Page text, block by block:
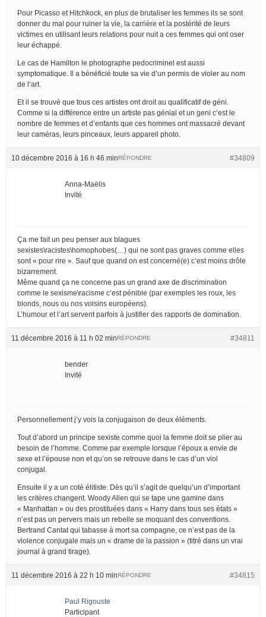
Pour Picasso et Hitchkock, en plus de brutaliser les femmes ils se sont
donner du mal pour ruiner la vie, la carrière et la postérité de leurs
victimes en utilisant leurs relations pour nuit a ces femmes qui ont oser
leur échappé.
Le cas de Hamilton le photographe pedocriminel est aussi
symptomatique. Il a bénéficié toute sa vie d’un permis de violer au nom
de l’art.
Et il se trouvè que tous ces artistes ont droit au qualificatif de géni.
Comme si la différence entre un artiste pas génial et un geni c’est le
nombre de femmes et d’enfants que ces hommes ont massacré devant
leur caméras, leurs pinceaux, leurs appareil photo.
10 décembre 2016 à 16 h 46 min #34809
RÉPONDRE
Anna-Maëlis
Invité
Ça me fait un peu penser aux blagues
sexistes\racistes\homophobes(…) qui ne sont pas graves comme elles
sont « pour rire ». Sauf que quand on est concerné(e) c’est moins drôle
bizarrement.
Même quand ça ne concerne pas un grand axe de discrimination
comme le sexisme\racisme c’est pénible (par exemples les roux, les
blonds, nous ou nos voisins européens).
L’humour et l’art servent parfois à justifier des rapports de domination.
11 décembre 2016 à 11 h 02 min #34811
RÉPONDRE
bender
Invité
Personnellement j’y vois la conjugaison de deux éléments.
Tout d’abord un principe sexiste comme quoi la femme doit se plier au
besoin de l’homme. Comme par exemple lorsque l’époux a envie de
sexe et l’épouse non et qu’on se retrouve dans le cas d’un viol
conjugal.
Ensuite il y a un coté élitiste. Dès qu’il s’agit de quelqu’un d’important
les critères changent. Woody Allen qui se tape une gamine dans
« Manhattan » ou des prostituées dans « Harry dans tous ses états »
n’est pas un pervers mais un rebelle se moquant des conventions.
Bertrand Cantat qui tabasse à mort sa compagne, ce n’est pas de la
violence conjugale mais un « drame de la passion » (titré dans un vrai
journal à grand tirage).
11 décembre 2016 à 22 h 10 min #34815
RÉPONDRE
Paul Rigouste
Participant